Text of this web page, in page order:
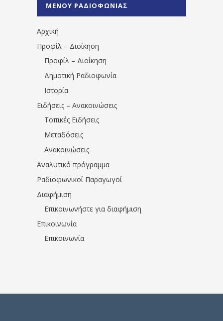
1531194763766854/" artist="" ]
ΜΕΝΟΥ ΡΑΔΙΟΦΩΝΙΑΣ
Αρχική
Προφίλ – Διοίκηση
Προφίλ – Διοίκηση
Δημοτική Ραδιοφωνία
Ιστορία
Ειδήσεις – Ανακοινώσεις
Τοπικές Ειδήσεις
Μεταδόσεις
Ανακοινώσεις
Αναλυτικό πρόγραμμα
Ραδιοφωνικοί Παραγωγοί
Διαφήμιση
Επικοινωνήστε για διαφήμιση
Επικοινωνία
Επικοινωνία